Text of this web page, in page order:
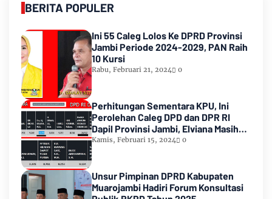
BERITA POPULER
Ini 55 Caleg Lolos Ke DPRD Provinsi
Jambi Periode 2024-2029, PAN Raih
10 Kursi
Rabu, Februari 21, 2024 0
Perhitungan Sementara KPU, Ini
Perolehan Caleg DPD dan DPR RI
Dapil Provinsi Jambi, Elviana Masih
Urutan Kedua Teratas
Kamis, Februari 15, 2024 0
Unsur Pimpinan DPRD Kabupaten
Muarojambi Hadiri Forum Konsultasi